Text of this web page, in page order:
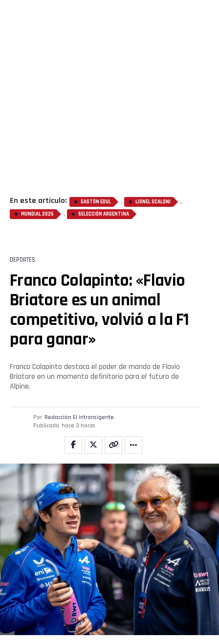
En este artículo: GASTÓN EDUL , LIONEL SCALONI ,
MUNDIAL 2026 , SELECCIÓN ARGENTINA
DEPORTES
Franco Colapinto: «Flavio
Briatore es un animal
competitivo, volvió a la F1
para ganar»
Franco Colapinto destaca el poder de mando de Flavio
Briatore en un momento definitorio para el futuro de
Alpine.
Por Redacción El intransigente
Publicado hace 3 horas
Flipboard
Reddit
Pinterest
Whatsapp
Email